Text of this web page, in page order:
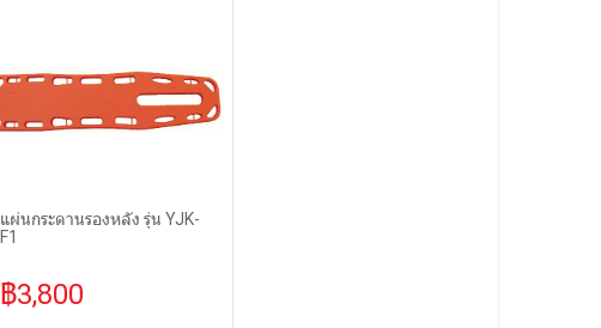
แผ่นกระดานรองหลัง รุ่น YJK-
F1
฿3,800